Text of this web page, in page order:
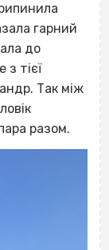
гарний
до
з тієї
Так між
разом.